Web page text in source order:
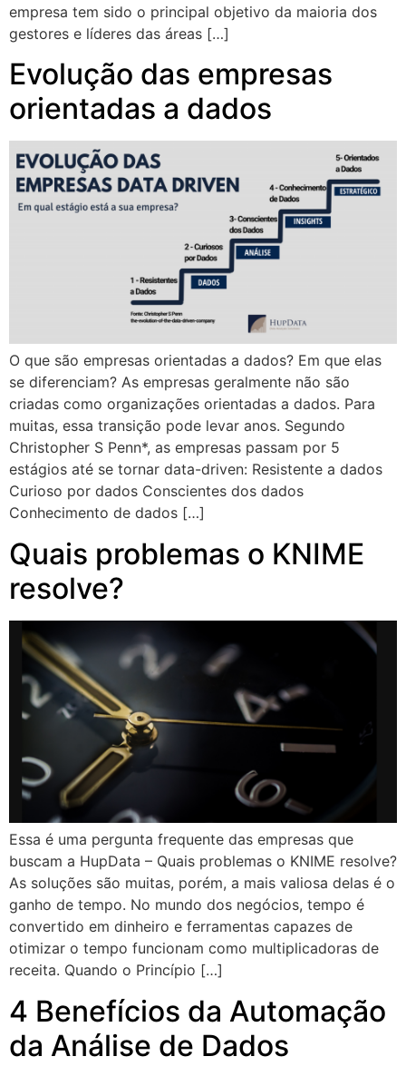
empresa tem sido o principal objetivo da maioria dos
gestores e líderes das áreas […]
Evolução das empresas
orientadas a dados
O que são empresas orientadas a dados? Em que elas
se diferenciam? As empresas geralmente não são
criadas como organizações orientadas a dados. Para
muitas, essa transição pode levar anos. Segundo
Christopher S Penn*, as empresas passam por 5
estágios até se tornar data-driven: Resistente a dados
Curioso por dados Conscientes dos dados
Conhecimento de dados […]
Quais problemas o KNIME
resolve?
Essa é uma pergunta frequente das empresas que
buscam a HupData – Quais problemas o KNIME resolve?
As soluções são muitas, porém, a mais valiosa delas é o
ganho de tempo. No mundo dos negócios, tempo é
convertido em dinheiro e ferramentas capazes de
otimizar o tempo funcionam como multiplicadoras de
receita. Quando o Princípio […]
4 Benefícios da Automação
da Análise de Dados